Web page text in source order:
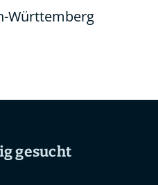
Württemberg
gesucht